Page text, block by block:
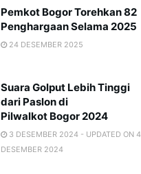
Pemkot Bogor Torehkan 82
Penghargaan Selama 2025
24 DESEMBER 2025
Suara Golput Lebih Tinggi
dari Paslon di
Pilwalkot Bogor 2024
3 DESEMBER 2024 - UPDATED ON 4
DESEMBER 2024